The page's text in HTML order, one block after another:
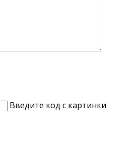
Введите код с картинки